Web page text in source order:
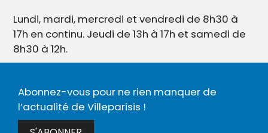
Lundi, mardi, mercredi et vendredi de 8h30 à
17h en continu. Jeudi de 13h à 17h et samedi de
8h30 à 12h.
Abonnez-vous pour ne rien manquer de
l’actualité de Villeparisis !